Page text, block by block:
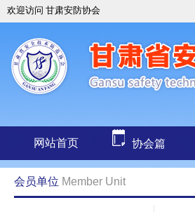
欢迎访问 甘肃安防协会
网站首页 协会篇
会员单位 Member Unit